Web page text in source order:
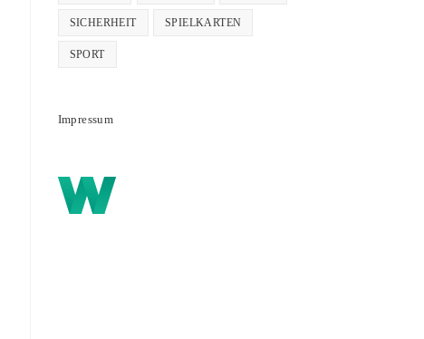
SICHERHEIT SPIELKARTEN
SPORT
Impressum